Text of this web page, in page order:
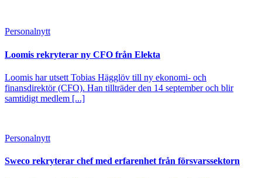
Personalnytt
Loomis rekryterar ny CFO från Elekta
Loomis har utsett Tobias Hägglöv till ny ekonomi- och
finansdirektör (CFO). Han tillträder den 14 september och blir
samtidigt medlem [...]
Personalnytt
Sweco rekryterar chef med erfarenhet från försvarssektorn